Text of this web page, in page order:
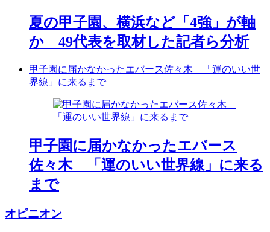
夏の甲子園、横浜など「4強」が軸
か 49代表を取材した記者ら分析
甲子園に届かなかったエバース佐々木 「運のいい世
界線」に来るまで
甲子園に届かなかったエバース
佐々木 「運のいい世界線」に来る
まで
オピニオン